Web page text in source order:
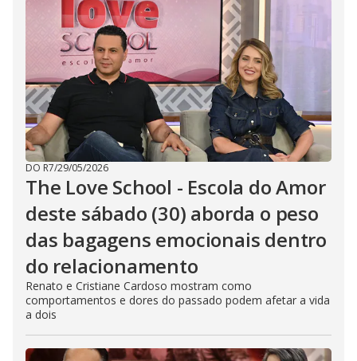
DO R7/29/05/2026
The Love School - Escola do Amor
deste sábado (30) aborda o peso
das bagagens emocionais dentro
do relacionamento
Renato e Cristiane Cardoso mostram como
comportamentos e dores do passado podem afetar a vida
a dois